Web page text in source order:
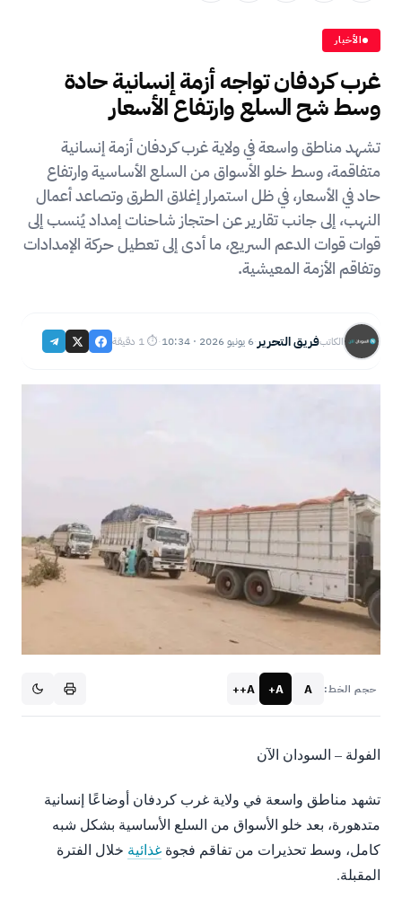
الأخبار
غرب كردفان تواجه أزمة إنسانية حادة
وسط شح السلع وارتفاع الأسعار
تشهد مناطق واسعة في ولاية غرب كردفان أزمة إنسانية
متفاقمة، وسط خلو الأسواق من السلع الأساسية وارتفاع
حاد في الأسعار، في ظل استمرار إغلاق الطرق وتصاعد أعمال
النهب، إلى جانب تقارير عن احتجاز شاحنات إمداد يُنسب إلى
قوات قوات الدعم السريع، ما أدى إلى تعطيل حركة الإمدادات
وتفاقم الأزمة المعيشية.
الكاتبفريق التحرير·6 يونيو 2026 · 10:34 ·⏱ 1 دقيقة
حجم الخط: A
A+
A++
الفولة – السودان الآن
تشهد مناطق واسعة في ولاية غرب كردفان أوضاعًا إنسانية
متدهورة، بعد خلو الأسواق من السلع الأساسية بشكل شبه
كامل، وسط تحذيرات من تفاقم فجوة غذائية خلال الفترة
المقبلة.